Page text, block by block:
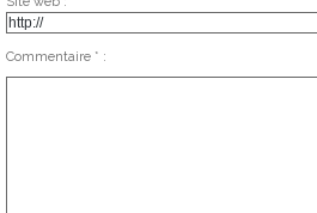
Commentaire * :